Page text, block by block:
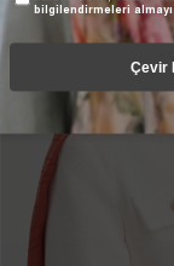
bilgilendirmeleri almayı
Çevir